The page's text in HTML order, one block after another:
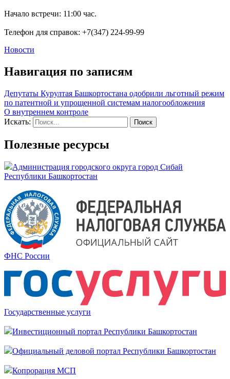
Начало встречи: 11:00 час.
Телефон для справок: +7(347) 224-99-99
Новости
Навигация по записям
Депутаты Курултая Башкортостана одобрили льготный режим
по патентной и упрощенной системам налогообложения
О внутреннем контроле
Искать:
Полезные ресурсы
Администрация городского округа город Сибай
Республики Башкортостан
ФНС России
Государственные услуги
Инвестиционный портал Республики Башкортостан
Официальный деловой портал Республики Башкортостан
Копрорация МСП